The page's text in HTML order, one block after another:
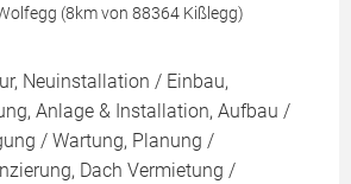
(8km von 88364 Kißlegg)
Neuinstallation / Einbau,
Anlage & Installation, Aufbau /
/ Wartung, Planung /
Dach Vermietung /